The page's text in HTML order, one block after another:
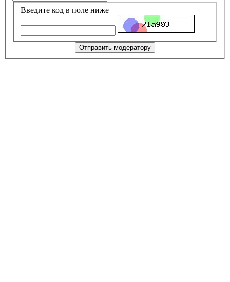
Введите код в поле ниже
Отправить модератору